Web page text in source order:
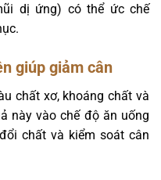
dị ứng) có thể ức chế
giúp giảm cân
chất xơ, khoáng chất và
này vào chế độ ăn uống
chất và kiểm soát cân